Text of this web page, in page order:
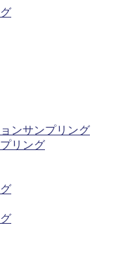
ンサンプリング
リング